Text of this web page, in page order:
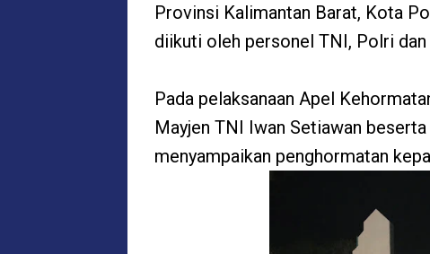
Provinsi Kalimantan Barat, Kota
diikuti oleh personel TNI, Polri dan
Pada pelaksanaan Apel
Mayjen TNI Iwan Setiawan
menyampaikan penghormatan